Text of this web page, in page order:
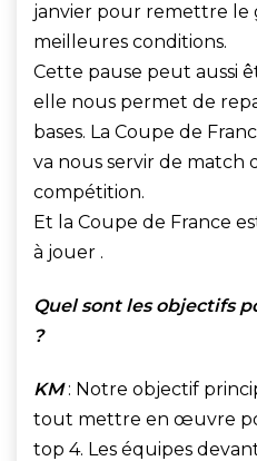
janvier pour remettre le
meilleures conditions.
Cette pause peut aussi
elle nous permet de
bases. La Coupe de
va nous servir de match
compétition.
Et la Coupe de France
à jouer .
Quel sont les objectifs
?
KM: Notre objectif
tout mettre en œuvre
top 4. Les équipes